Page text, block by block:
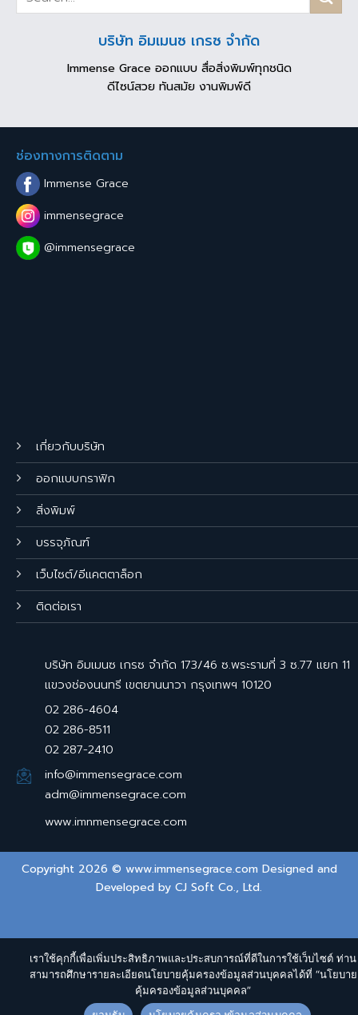
บริษัท อิมเมนซ เกรซ จำกัด
Immense Grace ออกแบบ สื่อสิ่งพิมพ์ทุกชนิด
ดีไซน์สวย ทันสมัย งานพิมพ์ดี
ออกแบบกราฟิก
บรรจุภัณฑ์
เว็บไซต์/อีแคตตาล็อก
ติดต่อเรา
บริษัท อิมเมนซ เกรซ จำกัด 173/46 ซ.พระรามที่ 3 ซ.77 แยก 11
02 286-4604
02 286-8511
02 287-2410
info@immensegrace.com
adm@immensegrace.com
www.imnmensegrace.com
ช่องทางการติดตาม
Immense Grace
immensegrace
@immensegrace
Copyright 2026 © www.immensegrace.com Designed and
Developed byCJ Soft Co., Ltd.
เราใช้คุกกี้เพื่อเพิ่มประสิทธิภาพและประสบการณ์ที่ดีในการใช้เว็บไซต์ ท่าน
สามารถศึกษารายละเอียดนโยบายคุ้มครองข้อมูลส่วนบุคคลได้ที่ “นโยบาย
คุ้มครองข้อมูลส่วนบุคคล”